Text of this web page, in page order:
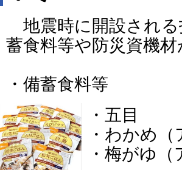
地震時に開設される
蓄食料等や防災資機
・備蓄食料等
・五目
・わかめ
・梅がゆ